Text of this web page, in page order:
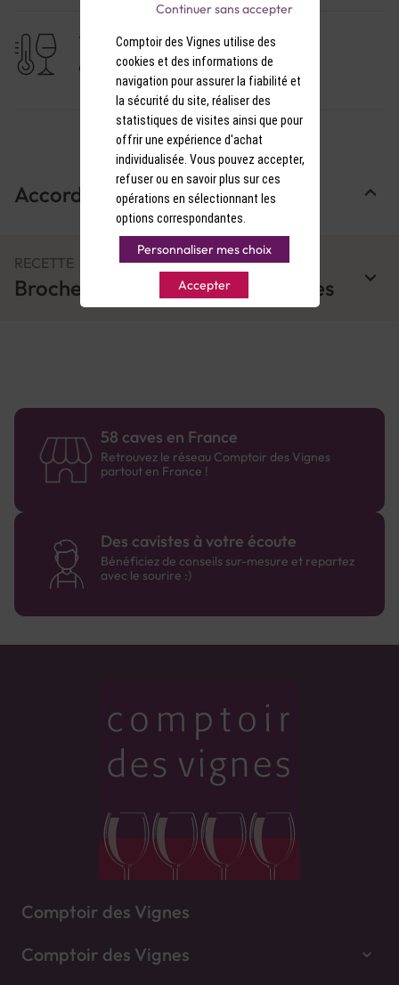
TEMPÉRATURE DE SERVICE
9-10°C
Accords Mets & Vins
RECETTE
Brochettes de crevettes marinées
58 caves en France
Retrouvez le réseau Comptoir des Vignes
partout en France !
Des cavistes à votre écoute
Bénéficiez de conseils sur-mesure et repartez
avec le sourire :)
Comptoir des Vignes
Comptoir des Vignes
Comptoir des Vignes utilise des
cookies et des informations de
navigation pour assurer la fiabilité et
la sécurité du site, réaliser des
statistiques de visites ainsi que pour
offrir une expérience d'achat
individualisée. Vous pouvez accepter,
refuser ou en savoir plus sur ces
opérations en sélectionnant les
options correspondantes.
Personnaliser mes choix
Accepter
Continuer sans accepter